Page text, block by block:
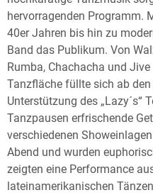
hervorragenden Programm.
40er Jahren bis hin zu
Band das Publikum. Von
Rumba, Chachacha und
Tanzfläche füllte sich ab
Unterstützung des „Lazy´s“
Tanzpausen erfrischende
verschiedenen
Abend und wurden
zeigten eine Performance
lateinamerikanischen